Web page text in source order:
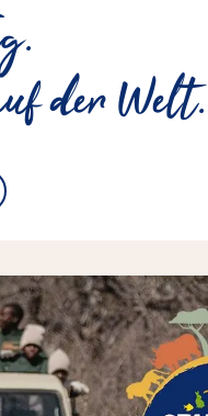
der Welt.